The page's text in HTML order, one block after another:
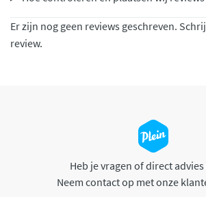
Er zijn nog geen reviews geschreven.
review.
Heb je vragen of direct
Neem contact op met onze